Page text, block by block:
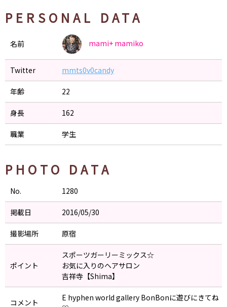
PERSONAL DATA
名前 mami+ mamiko
Twitter mmts0v0candy
年齢 22
身長 162
職業 学生
PHOTO DATA
No. 1280
掲載日 2016/05/30
撮影場所 原宿
ポイント
スポーツガーリーミックス☆
お気に入りのヘアサロン
吉祥寺【Shima】
コメント
E hyphen world gallery BonBonに遊びにきてね